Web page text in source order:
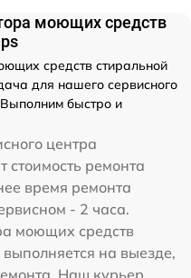
моющих средств
средств стиральной
для нашего сервисного
быстро и
центра
стоимость ремонта
время ремонта
- 2 часа.
моющих средств
на выезде,